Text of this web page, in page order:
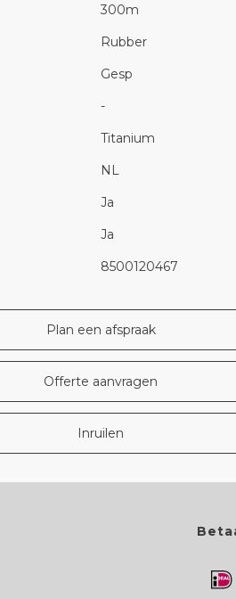
300m
Rubber
Gesp
-
Titanium
NL
Ja
Ja
8500120467
Plan een afspraak
Offerte aanvragen
Inruilen